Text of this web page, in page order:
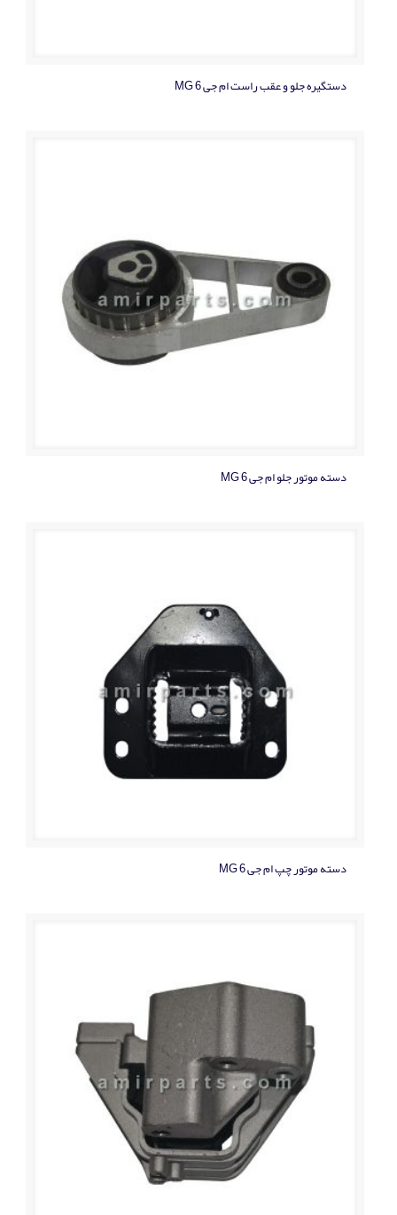
دستگيره جلو و عقب راست ام جی MG 6
دسته موتور جلو ام جی MG 6
دسته موتور چپ ام جی MG 6